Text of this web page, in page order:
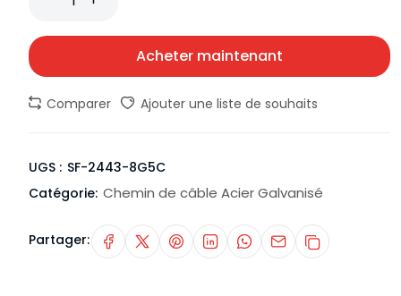
Acheter maintenant
Comparer Ajouter une liste de souhaits
UGS : SF-2443-8G5C
Catégorie: Chemin de câble Acier Galvanisé
Partager: